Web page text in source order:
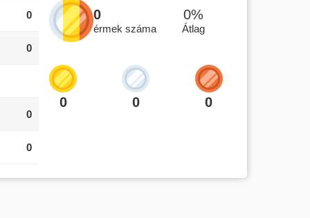
0
0
0
0
0
érmek száma
0%
Átlag
0 0 0